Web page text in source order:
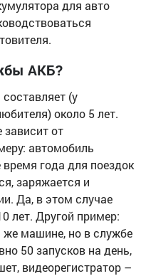
для авто
АКБ?
(у
около 5 лет.
от
автомобиль
время года для поездок
заряжается и
Да, в этом случае
лет. Другой пример:
же машине, но в службе
50 запусков на день,
видеорегистратор –